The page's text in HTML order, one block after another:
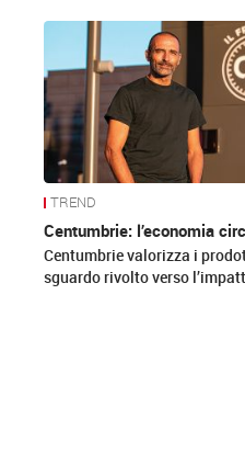
News
TREND
Centumbrie: l’economia
Centumbrie valorizza i
sguardo rivolto verso